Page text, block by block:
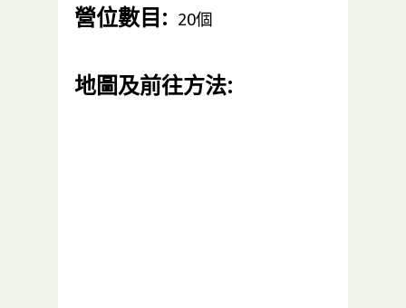
營位數目: 20個
地圖及前往方法: